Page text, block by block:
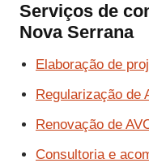
Serviços de
Nova Serrana
Elaboração de
Regularização de
Renovação de
Consultoria e